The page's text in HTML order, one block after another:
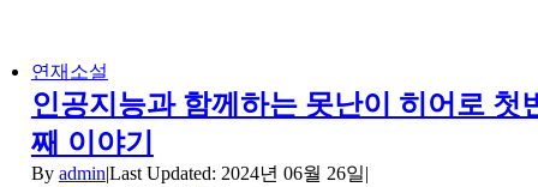
Skip
content
연재소설
인공지능과 함께하는 못난이 히어로 첫
째 이야기
By admin|Last Updated: 2024년 06월 26일|